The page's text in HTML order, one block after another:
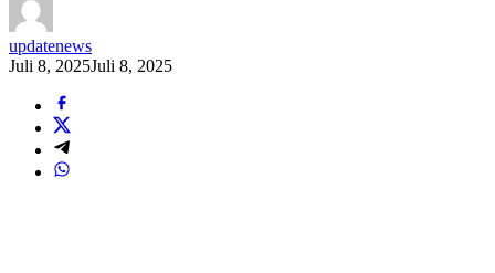
updatenews
Juli 8, 2025Juli 8, 2025